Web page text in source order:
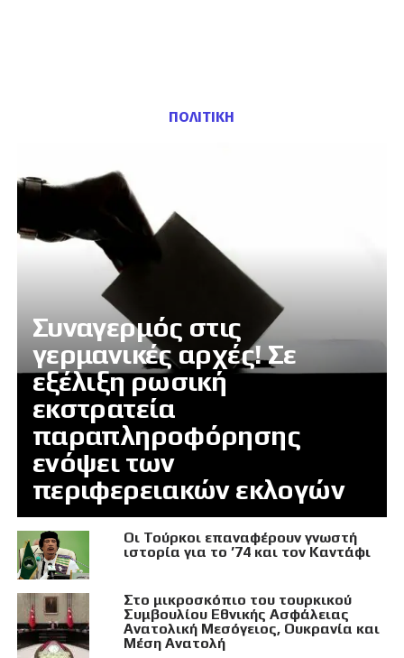
ΠΟΛΙΤΙΚΗ
Συναγερμός στις
γερμανικές αρχές! Σε
εξέλιξη ρωσική
εκστρατεία
παραπληροφόρησης
ενόψει των
περιφερειακών εκλογών
Οι Τούρκοι επαναφέρουν γνωστή
ιστορία για το ’74 και τον Καντάφι
Στο μικροσκόπιο του τουρκικού
Συμβουλίου Εθνικής Ασφάλειας
Ανατολική Μεσόγειος, Ουκρανία και
Μέση Ανατολή